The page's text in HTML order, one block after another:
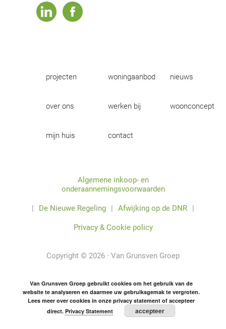
linkedinfacebook
projecten woningaanbod nieuws
over ons werken bij woonconcept
mijn huis contact
Algemene inkoop- en
onderaannemingsvoorwaarden
| De Nieuwe Regeling | Afwijking op de DNR |
Privacy & Cookie policy
Copyright © 2026 · Van Grunsven Groep
Van Grunsven Groep gebruikt cookies om het gebruik van de
website te analyseren en daarmee uw gebruiksgemak te vergroten.
Lees meer over cookies in onze privacy statement of accepteer
direct.Privacy Statement accepteer